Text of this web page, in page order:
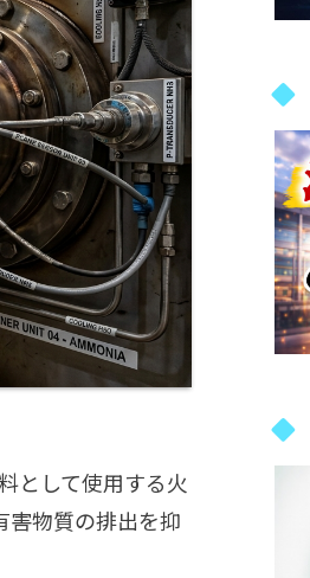
として使用する火
害物質の排出を抑